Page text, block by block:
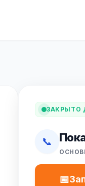
ЗАКРЫТО
📞
📅